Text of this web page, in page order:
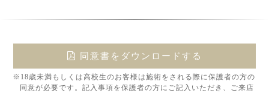
同意書をダウンロードする
※18歳未満もしくは高校生のお客様は施術をされる際に保護者の方の
同意が必要です。記入事項を保護者の方にご記入いただき、ご来店